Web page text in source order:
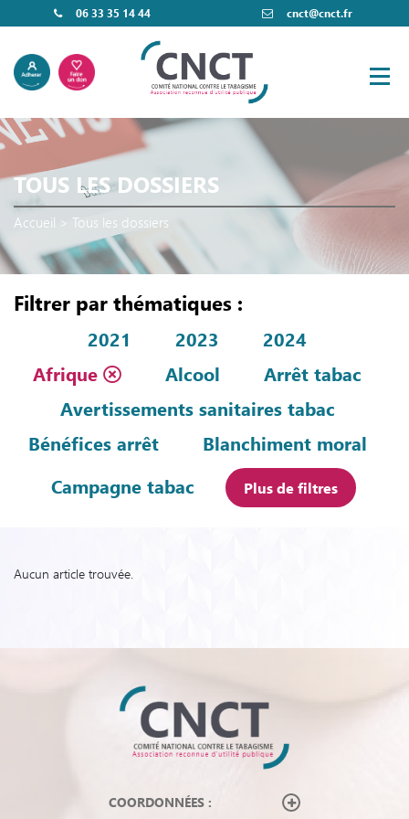
06 33 35 14 44 cnct@cnct.fr
TOUS LES DOSSIERS
Accueil > Tous les dossiers
Filtrer par thématiques :
2021 2023
2024
Afrique
Alcool
Arrêt tabac
Avertissements sanitaires tabac
Bénéfices arrêt
Blanchiment moral
Campagne tabac
Plus de filtres
Aucun article trouvée.
COORDONNÉES :